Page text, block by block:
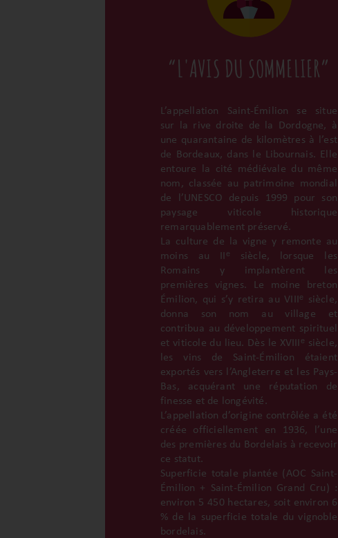
“L'AVIS DU SOMMELIER”
L’appellation Saint-Émilion se situe
sur la rive droite de la Dordogne, à
une quarantaine de kilomètres à l’est
de Bordeaux, dans le Libournais. Elle
entoure la cité médiévale du même
nom, classée au patrimoine mondial
de l’UNESCO depuis 1999 pour son
paysage viticole historique
remarquablement préservé.
La culture de la vigne y remonte au
moins au IIᵉ siècle, lorsque les
Romains y implantèrent les
premières vignes. Le moine breton
Émilion, qui s’y retira au VIIIᵉ siècle,
donna son nom au village et
contribua au développement spirituel
et viticole du lieu. Dès le XVIIIᵉ siècle,
les vins de Saint-Émilion étaient
exportés vers l’Angleterre et les Pays-
Bas, acquérant une réputation de
finesse et de longévité.
L’appellation d’origine contrôlée a été
créée officiellement en 1936, l’une
des premières du Bordelais à recevoir
ce statut.
Superficie totale plantée (AOC Saint-
Émilion + Saint-Émilion Grand Cru) :
environ 5 450 hectares, soit environ 6
% de la superficie totale du vignoble
bordelais.